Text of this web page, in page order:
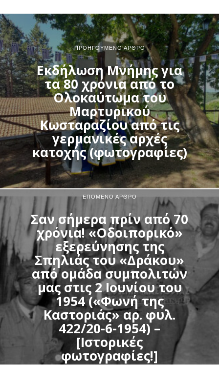
ΠΡΟΗΓΟΎΜΕΝΟ ΆΡΘΡΟ
Εκδήλωση Μνήμης για
τα 80 χρόνια από το
Ολοκαύτωμα του
Μαρτυρικού
Κωσταραζίου από τις
γερμανικές αρχές
κατοχής (φωτογραφίες)
ΕΠΌΜΕΝΟ ΆΡΘΡΟ
Σαν σήμερα πρίν από 70
χρόνια! «Οδοιπορικό»
εξερεύνησης της
Σπηλιάς του «Δράκου»
από ομάδα συμπολιτών
μας στις 2 Ιουνίου του
1954 («Φωνή της
Καστοριάς» αρ. φυλ.
422/20-6-1954) –
[Ιστορικές
φωτογραφίες!]